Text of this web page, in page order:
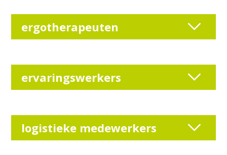
ergotherapeuten
ervaringswerkers
logistieke medewerkers